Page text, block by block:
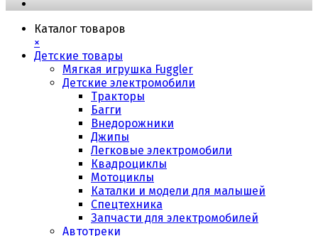
Каталог товаров
×
Детские товары
Мягкая игрушка Fuggler
Детские электромобили
Тракторы
Багги
Внедорожники
Джипы
Легковые электромобили
Квадроциклы
Мотоциклы
Каталки и модели для малышей
Спецтехника
Запчасти для электромобилей
Автотреки